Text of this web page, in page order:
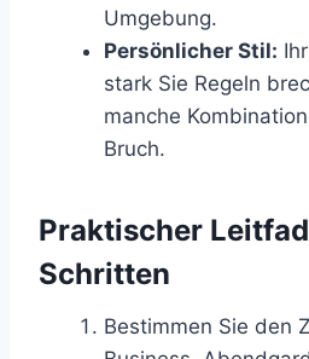
Umgebung.
Persönlicher Stil:
stark Sie Regeln
manche
Bruch.
Praktischer
Schritten
Bestimmen Sie den